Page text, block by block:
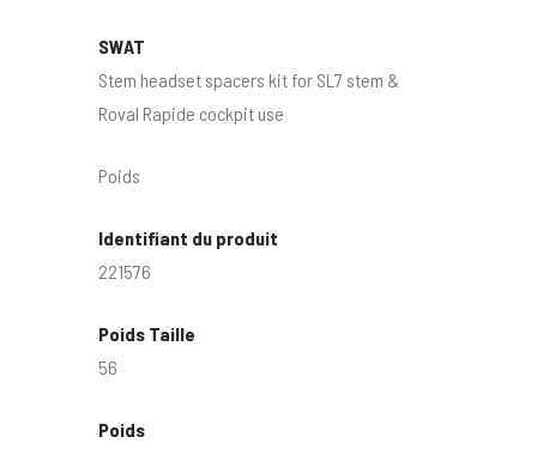
SWAT
Stem headset spacers kit for SL7 stem &
Roval Rapide cockpit use
Poids
Identifiant du produit
221576
Poids Taille
56
Poids